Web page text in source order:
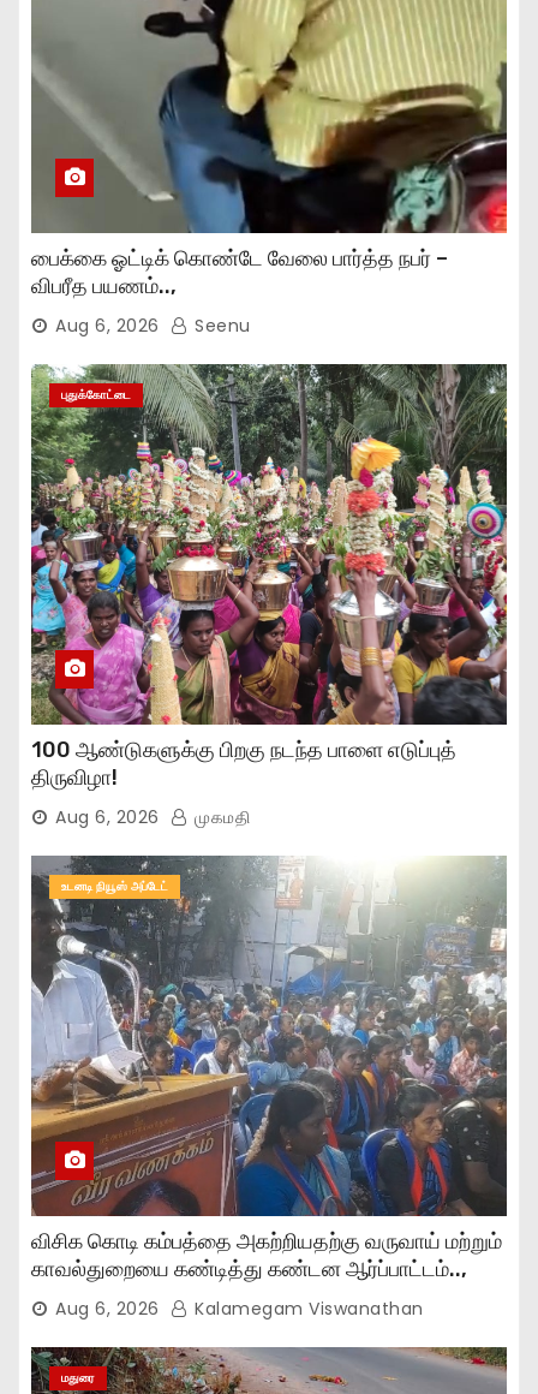
பைக்கை ஓட்டிக் கொண்டே வேலை பார்த்த நபர் –
விபரீத பயணம்..,
Aug 6, 2026 Seenu
புதுக்கோட்டை
100 ஆண்டுகளுக்கு பிறகு நடந்த பாளை எடுப்புத்
திருவிழா!
Aug 6, 2026 முகமதி
உடனடி நியூஸ் அப்டேட்
விசிக கொடி கம்பத்தை அகற்றியதற்கு வருவாய் மற்றும்
காவல்துறையை கண்டித்து கண்டன ஆர்ப்பாட்டம்..,
Aug 6, 2026 Kalamegam Viswanathan
மதுரை